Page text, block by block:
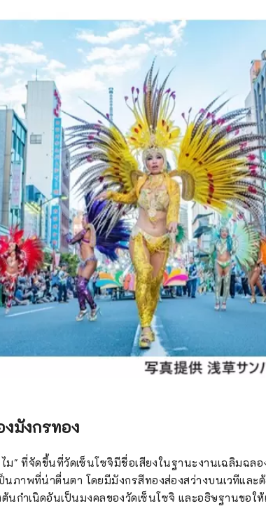
งมังกรทอง
ม" ที่จัดขึ้นที่วัดเซ็นโซจิมีชื่อเสียงในฐานะงานเฉลิมฉล
นภาพที่น่าตื่นตา โดยมีมังกรสีทองส่องสว่างบนเวทีและ
นกำเนิดอันเป็นมงคลของวัดเซ็นโซจิ และอธิษฐานขอให้